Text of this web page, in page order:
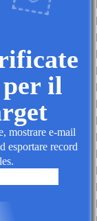
il
mostrare e-mail
esportare record